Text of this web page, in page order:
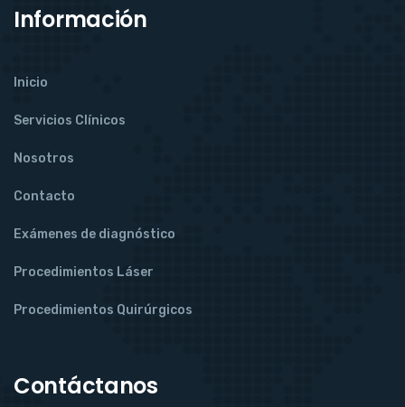
Información
Inicio
Servicios Clínicos
Nosotros
Contacto
Exámenes de diagnóstico
Procedimientos Láser
Procedimientos Quirúrgicos
Contáctanos